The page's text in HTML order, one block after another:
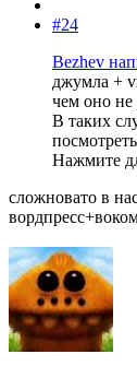
#24
Bezhev
джумла +
чем оно не
В таких
Нажмите
сложновато в